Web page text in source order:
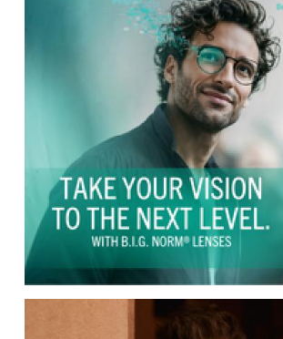
COOPER-VISION
DAVID BECKHAM EYEWEAR